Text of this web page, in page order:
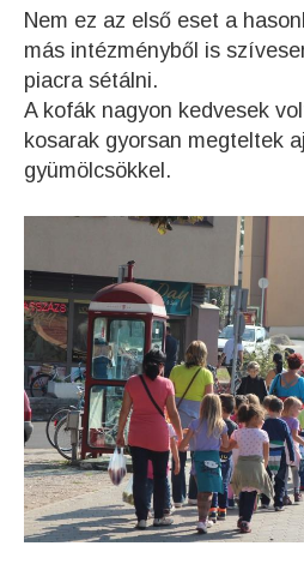
Nem ez az első eset a
más intézményből is
piacra sétálni.
A kofák nagyon kedvesek
kosarak gyorsan megteltek
gyümölcsökkel.